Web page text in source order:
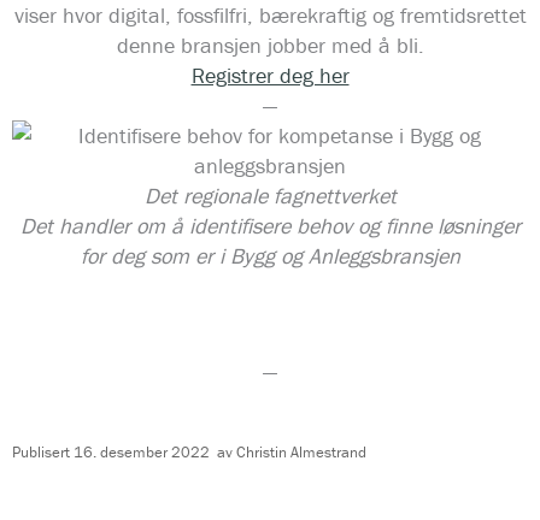
viser hvor digital, fossfilfri, bærekraftig og fremtidsrettet
denne bransjen jobber med å bli.
Registrer deg her
—
Det regionale fagnettverket
Det handler om å identifisere behov og finne løsninger
for deg som er i Bygg og Anleggsbransjen
—
Publisert 16. desember 2022 avChristin Almestrand